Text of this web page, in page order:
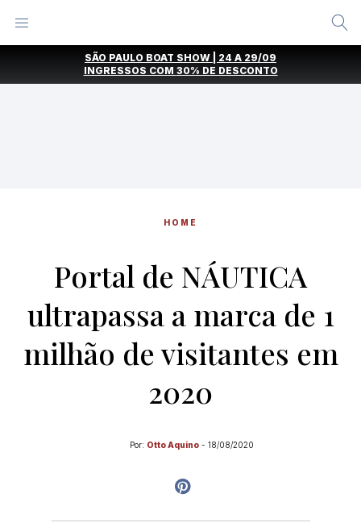
SÃO PAULO BOAT SHOW | 24 A 29/09
INGRESSOS COM 30% DE DESCONTO
HOME
Portal de NÁUTICA
ultrapassa a marca de 1
milhão de visitantes em
2020
Por: Otto Aquino - 18/08/2020